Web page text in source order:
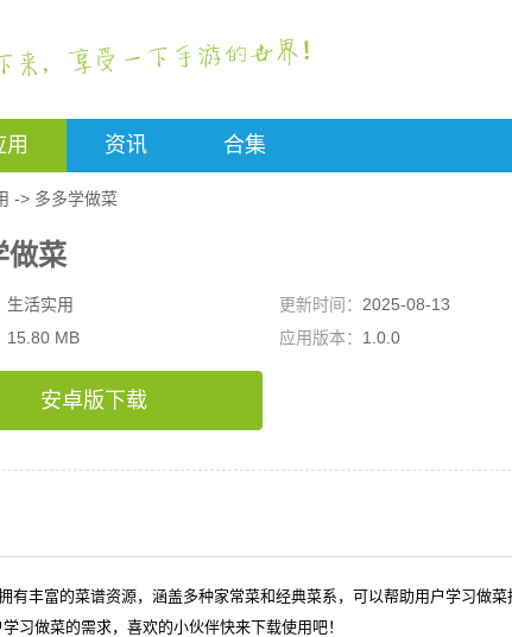
用 资讯 合集
-> 多多学做菜
做菜
生活实用 更新时间： 2025-08-13
15.80 MB 应用版本： 1.0.0
安卓版下载
有丰富的菜谱资源，涵盖多种家常菜和经典菜系，可以帮助用户学习做
习做菜的需求，喜欢的小伙伴快来下载使用吧！